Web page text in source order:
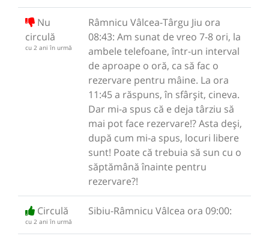
Nu
circulă
cu 2 ani în urmă
Râmnicu Vâlcea-Târgu Jiu ora
08:43: Am sunat de vreo 7-8 ori, la
ambele telefoane, într-un interval
de aproape o oră, ca să fac o
rezervare pentru mâine. La ora
11:45 a răspuns, în sfârșit, cineva.
Dar mi-a spus că e deja târziu să
mai pot face rezervare!? Asta deși,
după cum mi-a spus, locuri libere
sunt! Poate că trebuia să sun cu o
săptămână înainte pentru
rezervare?!
Circulă
cu 2 ani în urmă
Sibiu-Râmnicu Vâlcea ora 09:00: